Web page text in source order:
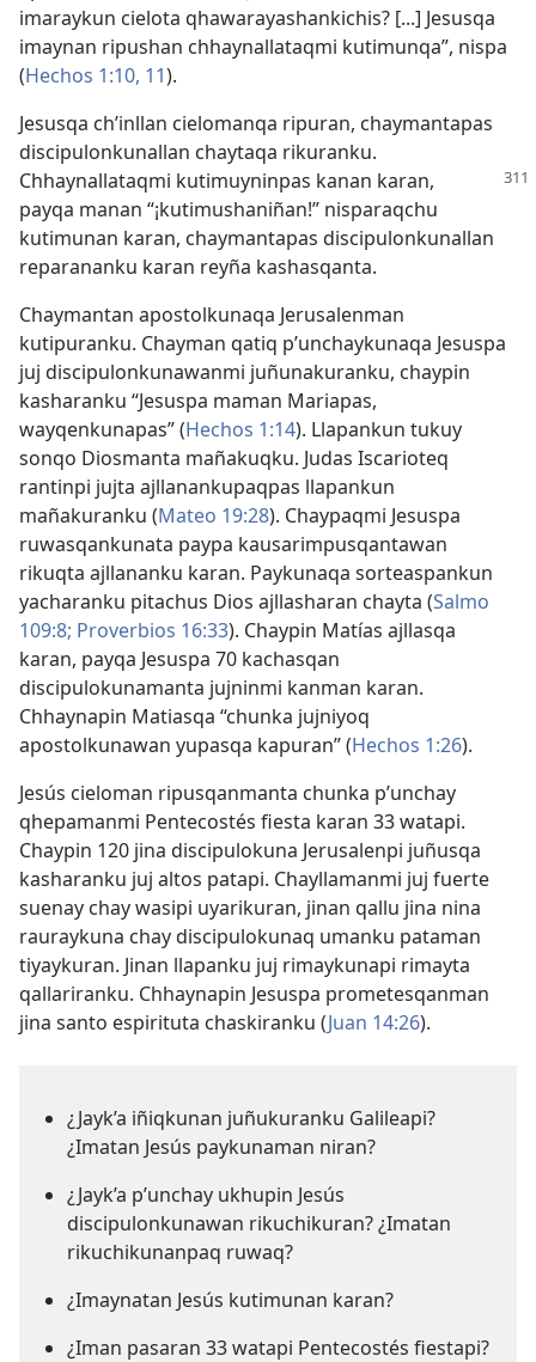
imaraykun cielota qhawarayashankichis? [...] Jesusqa
imaynan ripushan chhaynallataqmi kutimunqa”, nispa
(Hechos 1:10, 11).
Jesusqa ch’inllan cielomanqa ripuran, chaymantapas
discipulonkunallan chaytaqa rikuranku.
Chhaynallataqmi kutimuyninpas kanan karan,
payqa manan “¡kutimushaniñan!” nisparaqchu
kutimunan karan, chaymantapas discipulonkunallan
reparananku karan reyña kashasqanta.
Chaymantan apostolkunaqa Jerusalenman
kutipuranku. Chayman qatiq p’unchaykunaqa Jesuspa
juj discipulonkunawanmi juñunakuranku, chaypin
kasharanku “Jesuspa maman Mariapas,
wayqenkunapas” (Hechos 1:14). Llapankun tukuy
sonqo Diosmanta mañakuqku. Judas Iscarioteq
rantinpi jujta ajllanankupaqpas llapankun
mañakuranku (Mateo 19:28). Chaypaqmi Jesuspa
ruwasqankunata paypa kausarimpusqantawan
rikuqta ajllananku karan. Paykunaqa sorteaspankun
yacharanku pitachus Dios ajllasharan chayta (Salmo
109:8; Proverbios 16:33). Chaypin Matías ajllasqa
karan, payqa Jesuspa 70 kachasqan
discipulokunamanta jujninmi kanman karan.
Chhaynapin Matiasqa “chunka jujniyoq
apostolkunawan yupasqa kapuran” (Hechos 1:26).
Jesús cieloman ripusqanmanta chunka p’unchay
qhepamanmi Pentecostés fiesta karan 33 watapi.
Chaypin 120 jina discipulokuna Jerusalenpi juñusqa
kasharanku juj altos patapi. Chayllamanmi juj fuerte
suenay chay wasipi uyarikuran, jinan qallu jina nina
rauraykuna chay discipulokunaq umanku pataman
tiyaykuran. Jinan llapanku juj rimaykunapi rimayta
qallariranku. Chhaynapin Jesuspa prometesqanman
jina santo espirituta chaskiranku (Juan 14:26).
¿Jayk’a iñiqkunan juñukuranku Galileapi?
¿Imatan Jesús paykunaman niran?
¿Jayk’a p’unchay ukhupin Jesús
discipulonkunawan rikuchikuran? ¿Imatan
rikuchikunanpaq ruwaq?
¿Imaynatan Jesús kutimunan karan?
¿Iman pasaran 33 watapi Pentecostés fiestapi?